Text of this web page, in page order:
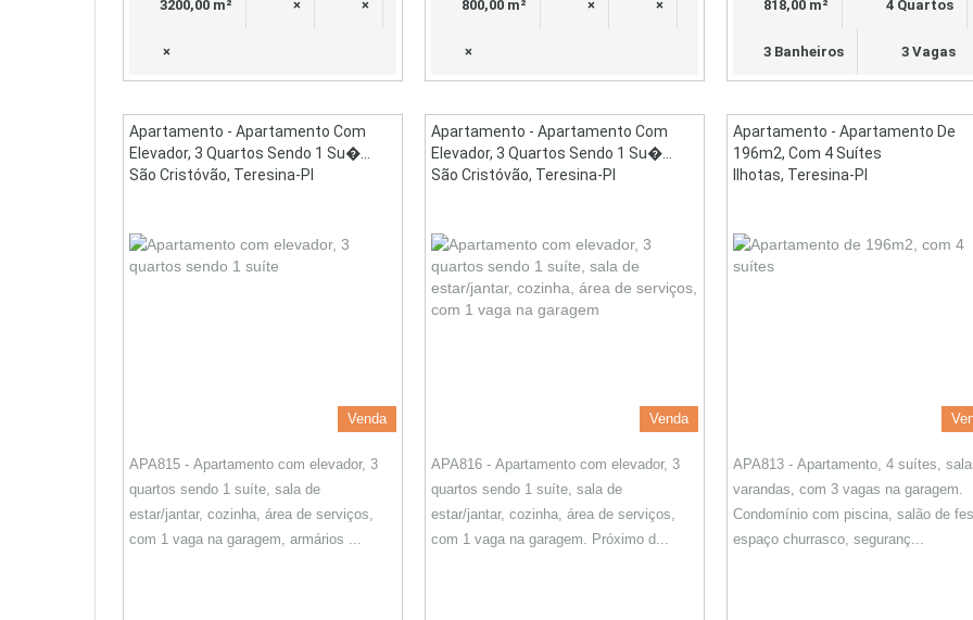
3200,00 m² × ×
×
800,00 m² × ×
×
818,00 m² 4 Quartos
3 Banheiros 3 Vagas
Apartamento - Apartamento Com
Elevador, 3 Quartos Sendo 1 Su�...
São Cristóvão, Teresina-PI
Venda
APA815 - Apartamento com elevador, 3
quartos sendo 1 suíte, sala de
estar/jantar, cozinha, área de serviços,
com 1 vaga na garagem, armários ...
Apartamento - Apartamento Com
Elevador, 3 Quartos Sendo 1 Su�...
São Cristóvão, Teresina-PI
Venda
APA816 - Apartamento com elevador, 3
quartos sendo 1 suíte, sala de
estar/jantar, cozinha, área de serviços,
com 1 vaga na garagem. Próximo d...
Apartamento - Apartamento De
196m2, Com 4 Suítes
Ilhotas, Teresina-PI
APA813 - Apartamento, 4 suítes,
varandas, com 3 vagas na garagem.
Condomínio com piscina, salão de
espaço churrasco, seguranç...